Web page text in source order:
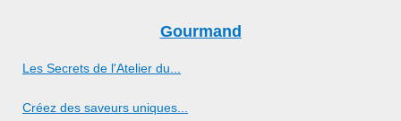
Gourmand
Les Secrets de l'Atelier du...
Créez des saveurs uniques...